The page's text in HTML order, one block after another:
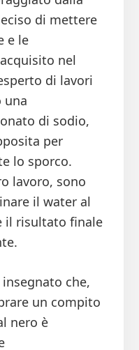
di mettere
e le
nel
di lavori
una
di sodio,
per
lo sporco.
lavoro, sono
il water al
il risultato finale
insegnato che,
un compito
nero è